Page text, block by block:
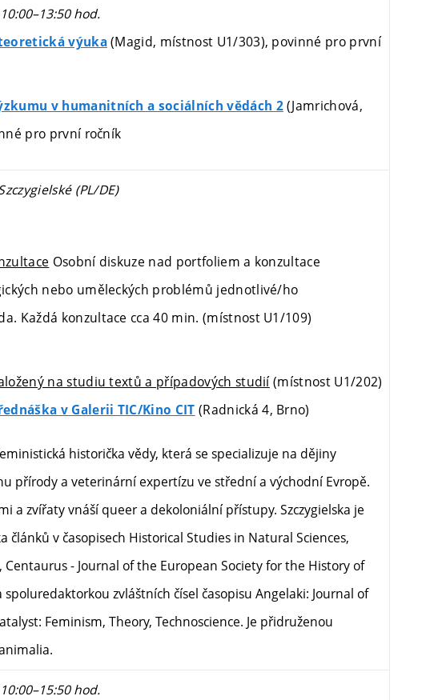
hod.
výuka(Magid, místnost U1/303), povinné pro první
v humanitních a sociálních vědách 2(Jamrichová,
pro první ročník
(PL/DE)
Osobní diskuze nad portfoliem a konzultace
nebo uměleckých problémů jednotlivé/ho
Každá konzultace cca 40 min. (místnost U1/109)
na studiu textů a případových studií(místnost U1/202)
v Galerii TIC/Kino CIT (Radnická 4, Brno)
historička vědy, která se specializuje na dějiny
přírody a veterinární expertízu ve střední a východní Evropě.
a zvířaty vnáší queer a dekoloniální přístupy. Szczygielska je
v časopisech Historical Studies in Natural Sciences,
- Journal of the European Society for the History of
zvláštních čísel časopisu Angelaki: Journal of
Feminism, Theory, Technoscience. Je přidruženou
hod.